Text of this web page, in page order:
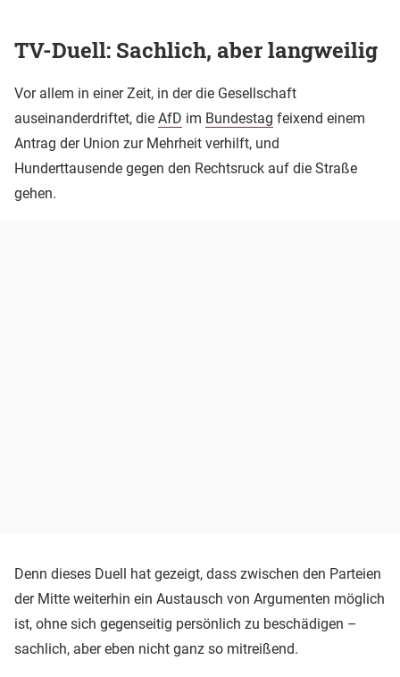
TV-Duell: Sachlich, aber langweilig
Vor allem in einer Zeit, in der die Gesellschaft
auseinanderdriftet, die AfD im Bundestag feixend einem
Antrag der Union zur Mehrheit verhilft, und
Hunderttausende gegen den Rechtsruck auf die Straße
gehen.
Denn dieses Duell hat gezeigt, dass zwischen den Parteien
der Mitte weiterhin ein Austausch von Argumenten möglich
ist, ohne sich gegenseitig persönlich zu beschädigen –
sachlich, aber eben nicht ganz so mitreißend.